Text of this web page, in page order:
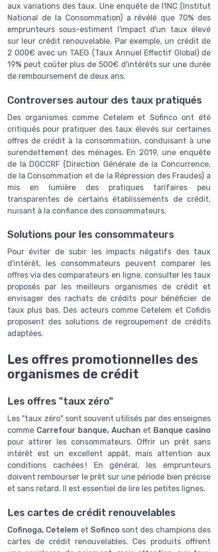
aux variations des taux. Une enquête de l'INC (Institut
National de la Consommation) a révélé que 70% des
emprunteurs sous-estiment l'impact d'un taux élevé
sur leur crédit renouvelable. Par exemple, un crédit de
2 000€ avec un TAEG (Taux Annuel Effectif Global) de
19% peut coûter plus de 500€ d'intérêts sur une durée
de remboursement de deux ans.
Controverses autour des taux pratiqués
Des organismes comme Cetelem et Sofinco ont été
critiqués pour pratiquer des taux élevés sur certaines
offres de crédit à la consommation, conduisant à une
surendettement des ménages. En 2019, une enquête
de la DGCCRF (Direction Générale de la Concurrence,
de la Consommation et de la Répression des Fraudes) a
mis en lumière des pratiques tarifaires peu
transparentes de certains établissements de crédit,
nuisant à la confiance des consommateurs.
Solutions pour les consommateurs
Pour éviter de subir les impacts négatifs des taux
d'intérêt, les consommateurs peuvent comparer les
offres via des comparateurs en ligne, consulter les taux
proposés par les meilleurs organismes de crédit et
envisager des rachats de crédits pour bénéficier de
taux plus bas. Des acteurs comme Cetelem et Cofidis
proposent des solutions de regroupement de crédits
adaptées.
Les offres promotionnelles des
organismes de crédit
Les offres "taux zéro"
Les "taux zéro" sont souvent utilisés par des enseignes
comme Carrefour banque, Auchan et Banque casino
pour attirer les consommateurs. Offrir un prêt sans
intérêt est un excellent appât, mais attention aux
conditions cachées ! En général, les emprunteurs
doivent rembourser le prêt sur une période bien précise
et sans retard. Il est essentiel de lire les petites lignes.
Les cartes de crédit renouvelables
Cofinoga, Cetelem et Sofinco sont des champions des
cartes de crédit renouvelables. Ces produits offrent